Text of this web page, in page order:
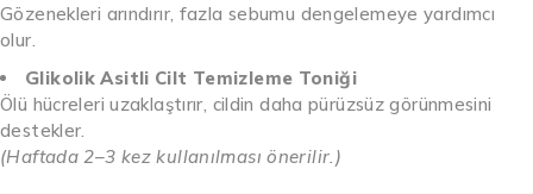
Gözenekleri arındırır, fazla sebumu dengelemeye yardımcı
olur.
Glikolik Asitli Cilt Temizleme Toniği
Ölü hücreleri uzaklaştırır, cildin daha pürüzsüz görünmesini
destekler.
(Haftada 2–3 kez kullanılması önerilir.)